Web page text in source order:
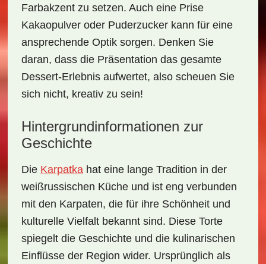
Farbakzent zu setzen. Auch eine Prise
Kakaopulver oder Puderzucker kann für eine
ansprechende Optik sorgen. Denken Sie
daran, dass die Präsentation das gesamte
Dessert-Erlebnis aufwertet, also scheuen Sie
sich nicht, kreativ zu sein!
Hintergrundinformationen zur
Geschichte
Die Karpatkahat eine lange Tradition in der
weißrussischen Küche und ist eng verbunden
mit den Karpaten, die für ihre Schönheit und
kulturelle Vielfalt bekannt sind. Diese Torte
spiegelt die Geschichte und die kulinarischen
Einflüsse der Region wider. Ursprünglich als